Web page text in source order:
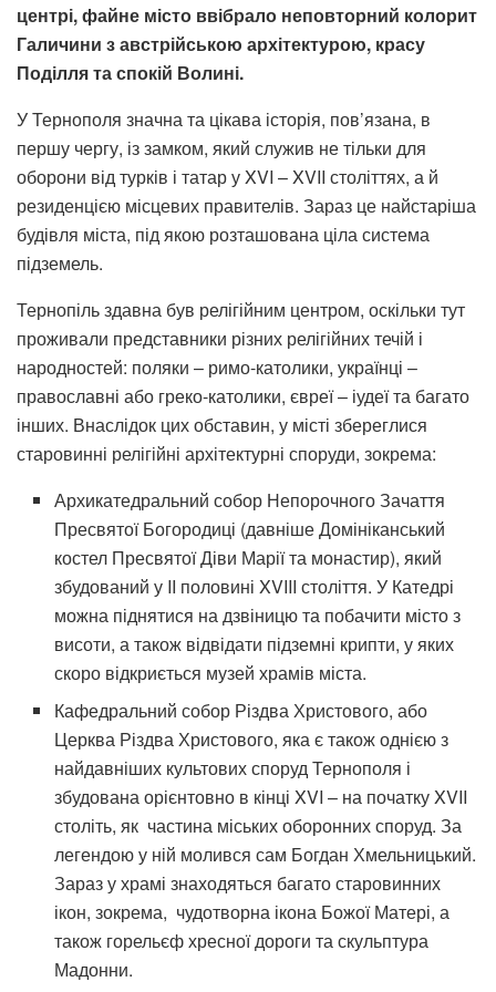
центрі, файне місто ввібрало неповторний колорит
Галичини з австрійською архітектурою, красу
Поділля та спокій Волині.
У Тернополя значна та цікава історія, пов’язана, в
першу чергу, із замком, який служив не тільки для
оборони від турків і татар у XVI – XVII століттях, а й
резиденцією місцевих правителів. Зараз це найстаріша
будівля міста, під якою розташована ціла система
підземель.
Тернопіль здавна був релігійним центром, оскільки тут
проживали представники різних релігійних течій і
народностей: поляки – римо-католики, українці –
православні або греко-католики, євреї – іудеї та багато
інших. Внаслідок цих обставин, у місті збереглися
старовинні релігійні архітектурні споруди, зокрема:
Архикатедральний собор Непорочного Зачаття
Пресвятої Богородиці (давніше Домініканський
костел Пресвятої Діви Марії та монастир), який
збудований у II половині XVIII століття. У Катедрі
можна піднятися на дзвіницю та побачити місто з
висоти, а також відвідати підземні крипти, у яких
скоро відкриється музей храмів міста.
Кафедральний собор Різдва Христового, або
Церква Різдва Христового, яка є також однією з
найдавніших культових споруд Тернополя і
збудована орієнтовно в кінці XVI – на початку XVII
століть, як частина міських оборонних споруд. За
легендою у ній молився сам Богдан Хмельницький.
Зараз у храмі знаходяться багато старовинних
ікон, зокрема, чудотворна ікона Божої Матері, а
також горельєф хресної дороги та скульптура
Мадонни.